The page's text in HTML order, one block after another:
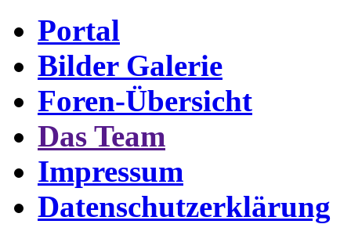
Portal
Bilder Galerie
Foren-Übersicht
Das Team
Impressum
Datenschutzerklärung